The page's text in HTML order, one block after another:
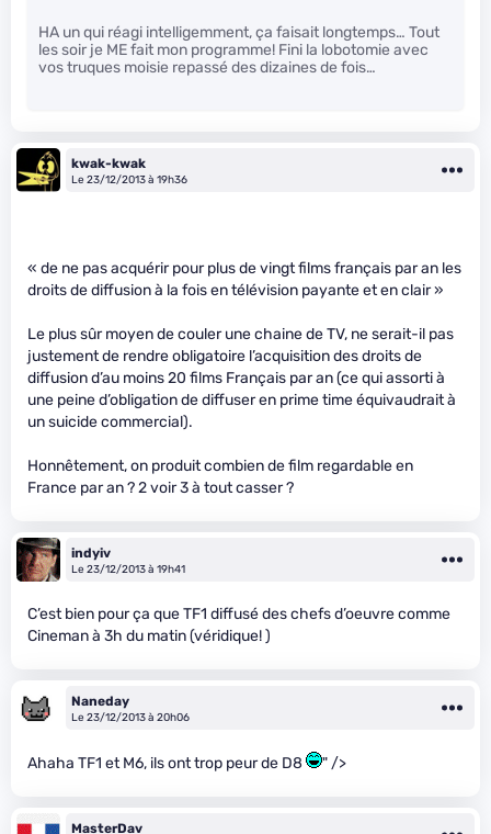
HA un qui réagi intelligemment, ça faisait longtemps… Tout
les soir je ME fait mon programme! Fini la lobotomie avec
vos truques moisie repassé des dizaines de fois…
kwak-kwak
Le 23/12/2013 à 19h36
« de ne pas acquérir pour plus de vingt films français par an les
droits de diffusion à la fois en télévision payante et en clair »
Le plus sûr moyen de couler une chaine de TV, ne serait-il pas
justement de rendre obligatoire l’acquisition des droits de
diffusion d’au moins 20 films Français par an (ce qui assorti à
une peine d’obligation de diffuser en prime time équivaudrait à
un suicide commercial).
Honnêtement, on produit combien de film regardable en
France par an ? 2 voir 3 à tout casser ?
indyiv
Le 23/12/2013 à 19h41
C’est bien pour ça que TF1 diffusé des chefs d’oeuvre comme
Cineman à 3h du matin (véridique! )
Naneday
Le 23/12/2013 à 20h06
Ahaha TF1 et M6, ils ont trop peur de D8 " />
MasterDav